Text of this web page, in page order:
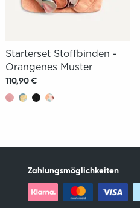
Starterset Stoffbinden -
Orangenes Muster
110,90 €
Zahlungsmöglichkeiten